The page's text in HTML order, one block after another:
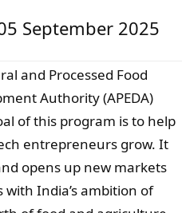
September 2025
and Processed Food
Authority (APEDA)
of this program is to help
entrepreneurs grow. It
opens up new markets
with India’s ambition of